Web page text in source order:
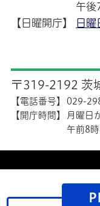
午後
【日曜開庁】
日曜
〒319-2192 茨
【電話番号】
029-
【開庁時間】
月曜日
午前8